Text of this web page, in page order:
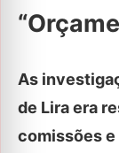
As
de Lira era
comissões e